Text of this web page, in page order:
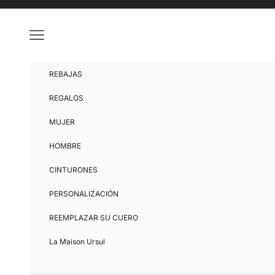
Menú
REBAJAS
REGALOS
MUJER
HOMBRE
CINTURONES
PERSONALIZACIÓN
REEMPLAZAR SU CUERO
La Maison Ursul